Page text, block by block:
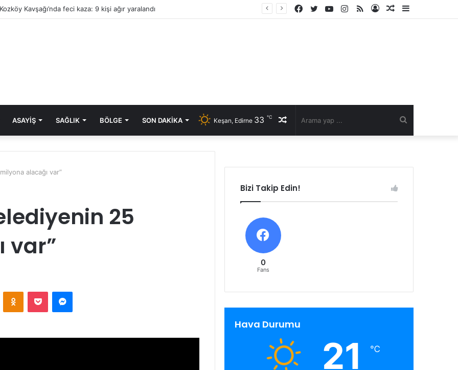
Kavşağı’nda feci kaza: 9 kişi ağır yaralandı
Rastgele
Kayıt
RSS
Instagram
YouTube
Twitter
Facebook
ASAYIŞ SAĞLIK BÖLGE SON DAKIKA Rastgele
Keşan, Edirne 33 ℃
alacağı var”
25
var”
Bizi Takip Edin!
0
Fans
Hava Durumu
21 ℃